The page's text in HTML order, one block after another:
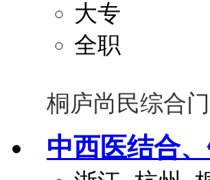
大专
全职
桐庐尚民综合
中西医结合